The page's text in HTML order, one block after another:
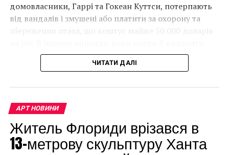
домовласники, Гаррі та Гокеан Куттси, потерпають
від вандалів і змушені або платити за охорону та
збереження птаха, що коштує майже 50 000 доларів
мурал, що може коштувати до чверті мільйона
доларів.
ЧИТАТИ ДАЛІ
АРТ НОВИНИ
Житель Флориди врізався в
13-метрову скульптуру Ханта